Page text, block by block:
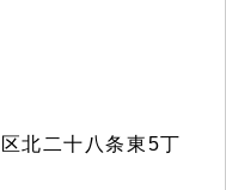
北二十八条東5丁